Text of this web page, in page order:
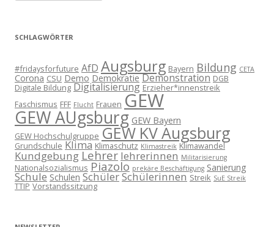
SCHLAGWÖRTER
#fridaysforfuture AfD Augsburg Bayern Bildung CETA
Corona CSU Demo Demokratie Demonstration DGB
Digitale Bildung Digitalisierung Erzieher*innenstreik
Faschismus FFF Flucht Frauen GEW
GEW AUgsburg GEW Bayern
GEW Hochschulgruppe GEW KV Augsburg
Grundschule Klima Klimaschutz Klimastreik Klimawandel
KundgebungLehrer lehrerinnen Militarisierung
Nationalsozialismus Piazolo prekäre Beschäftigung Sanierung
Schule Schulen SchülerSchülerinnen Streik SuE Streik
TTIP Vorstandssitzung